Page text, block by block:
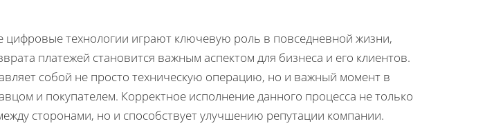
цифровые технологии играют ключевую роль в повседневной жизни,
платежей становится важным аспектом для бизнеса и его клиентов.
собой не просто техническую операцию, но и важный момент в
и покупателем. Корректное исполнение данного процесса не только
сторонами, но и способствует улучшению репутации компании.